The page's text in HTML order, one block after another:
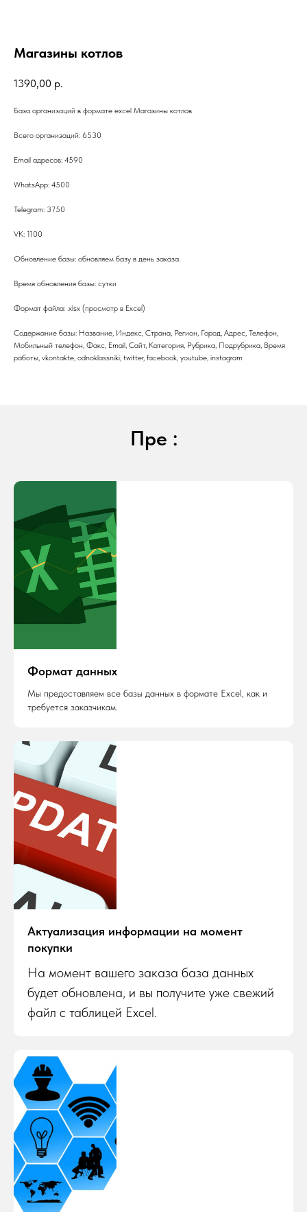
Магазины котлов
1390,00 р.
База организаций в формате excel Магазины котлов
Всего организаций: 6530
Email адресов: 4590
WhatsApp: 4500
Telegram: 3750
VK: 1100
Обновление базы: обновляем базу в день заказа.
Время обновления базы: сутки
Формат файла: .xlsx (просмотр в Excel)
Содержание базы: Название, Индекс, Страна, Регион, Город, Адрес, Телефон,
Мобильный телефон, Факс, Email, Сайт, Категория, Рубрика, Подрубрика, Время
работы, vkontakte, odnoklassniki, twitter, facebook, youtube, instagram
Пре :
Формат данных
Мы предоставляем все базы данных в формате Excel, как и
требуется заказчикам.
Актуализация информации на момент
покупки
На момент вашего заказа база данных
будет обновлена, и вы получите уже свежий
файл с таблицей Excel.